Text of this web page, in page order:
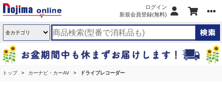
ログイン
新規会員登録(無料)
トップ カーナビ・カーAV ドライブレコーダー